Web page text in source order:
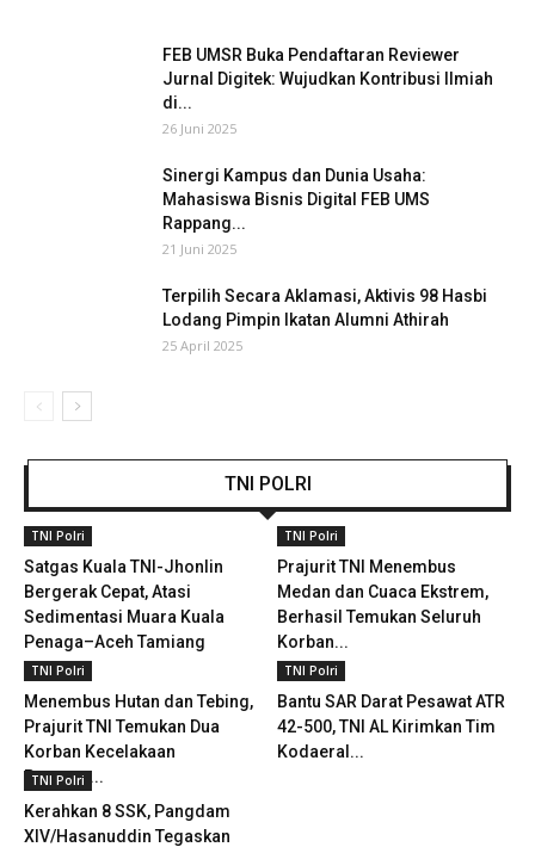
FEB UMSR Buka Pendaftaran Reviewer
Jurnal Digitek: Wujudkan Kontribusi Ilmiah
di...
26 Juni 2025
Sinergi Kampus dan Dunia Usaha:
Mahasiswa Bisnis Digital FEB UMS
Rappang...
21 Juni 2025
Terpilih Secara Aklamasi, Aktivis 98 Hasbi
Lodang Pimpin Ikatan Alumni Athirah
25 April 2025
TNI POLRI
TNI Polri
Satgas Kuala TNI-Jhonlin
Bergerak Cepat, Atasi
Sedimentasi Muara Kuala
Penaga–Aceh Tamiang
TNI Polri
Prajurit TNI Menembus
Medan dan Cuaca Ekstrem,
Berhasil Temukan Seluruh
Korban...
TNI Polri
Menembus Hutan dan Tebing,
Prajurit TNI Temukan Dua
Korban Kecelakaan
Pesawat...
TNI Polri
Bantu SAR Darat Pesawat ATR
42-500, TNI AL Kirimkan Tim
Kodaeral...
TNI Polri
Kerahkan 8 SSK, Pangdam
XIV/Hasanuddin Tegaskan